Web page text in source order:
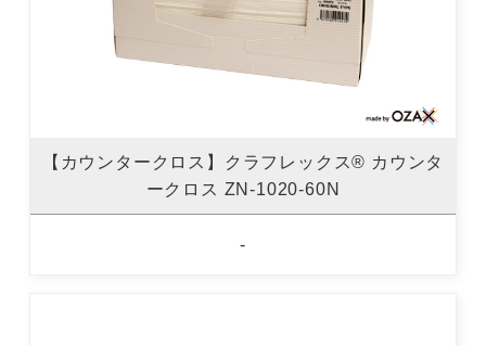
【カウンタークロス】クラフレックス® カウンタ
ークロス ZN-1020-60N
-